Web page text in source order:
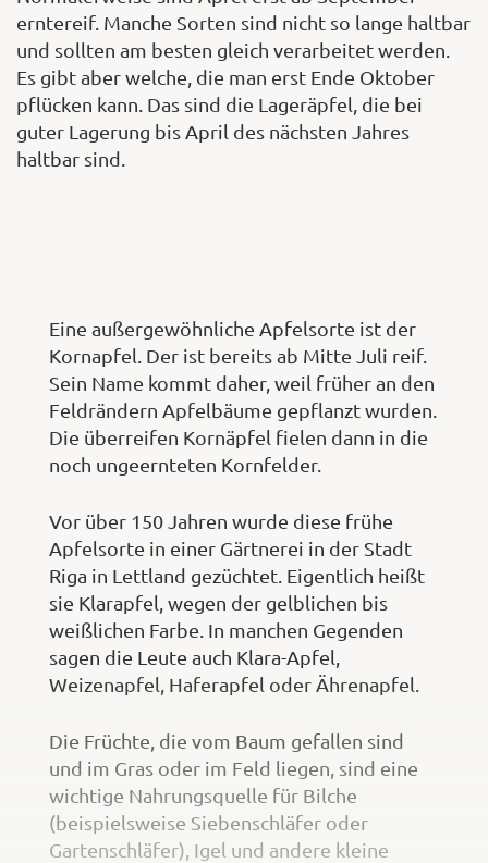
erntereif. Manche Sorten sind nicht so lange haltbar
und sollten am besten gleich verarbeitet werden.
Es gibt aber welche, die man erst Ende Oktober
pflücken kann. Das sind die Lageräpfel, die bei
guter Lagerung bis April des nächsten Jahres
haltbar sind.
Eine außergewöhnliche Apfelsorte ist der
Kornapfel. Der ist bereits ab Mitte Juli reif.
Sein Name kommt daher, weil früher an den
Feldrändern Apfelbäume gepflanzt wurden.
Die überreifen Kornäpfel fielen dann in die
noch ungeernteten Kornfelder.
Vor über 150 Jahren wurde diese frühe
Apfelsorte in einer Gärtnerei in der Stadt
Riga in Lettland gezüchtet. Eigentlich heißt
sie Klarapfel, wegen der gelblichen bis
weißlichen Farbe. In manchen Gegenden
sagen die Leute auch Klara-Apfel,
Weizenapfel, Haferapfel oder Ährenapfel.
Die Früchte, die vom Baum gefallen sind
und im Gras oder im Feld liegen, sind eine
wichtige Nahrungsquelle für Bilche
(beispielsweise Siebenschläfer oder
Gartenschläfer), Igel und andere kleine